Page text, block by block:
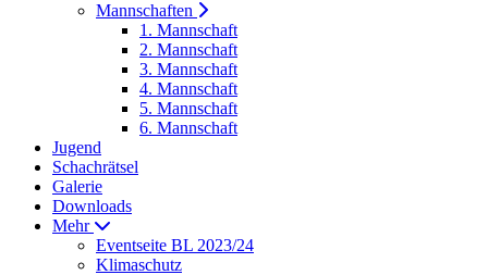
Mannschaften
1. Mannschaft
2. Mannschaft
3. Mannschaft
4. Mannschaft
5. Mannschaft
6. Mannschaft
Jugend
Schachrätsel
Galerie
Downloads
Mehr
Eventseite BL 2023/24
Klimaschutz